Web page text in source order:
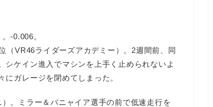
-0.006。
（VR46ライダーズアカデミー）。2週間前、同
シケイン進入でマシンを上手く止められないよ
ガレージを閉めてしまった。
）。ミラー＆バニャイア選手の前で低速走行を